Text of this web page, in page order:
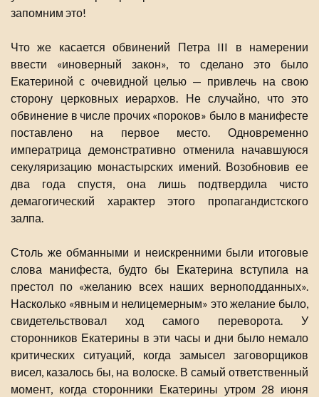
запомним это!
Что же касается обвинений Петра III в намерении
ввести «иноверный закон», то сделано это было
Екатериной с очевидной целью — привлечь на свою
сторону церковных иерархов. Не случайно, что это
обвинение в числе прочих «пороков» было в манифесте
поставлено на первое место. Одновременно
императрица демонстративно отменила начавшуюся
секуляризацию монастырских имений. Возобновив ее
два года спустя, она лишь подтвердила чисто
демагогический характер этого пропагандистского
залпа.
Столь же обманными и неискренними были итоговые
слова манифеста, будто бы Екатерина вступила на
престол по «желанию всех наших верноподданных».
Насколько «явным и нелицемерным» это желание было,
свидетельствовал ход самого переворота. У
сторонников Екатерины в эти часы и дни было немало
критических ситуаций, когда замысел заговорщиков
висел, казалось бы, на волоске. В самый ответственный
момент, когда сторонники Екатерины утром 28 июня